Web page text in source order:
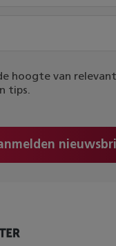
hoogte van
tips.